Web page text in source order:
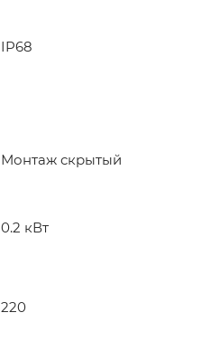
IP68
Монтаж скрытый
0.2 кВт
220